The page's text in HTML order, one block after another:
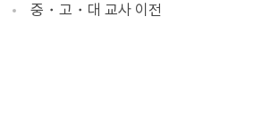
중・고・대 교사 이전